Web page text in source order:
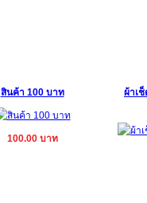
สินค้า 100 บาท
100.00 บาท
ผ้าเ